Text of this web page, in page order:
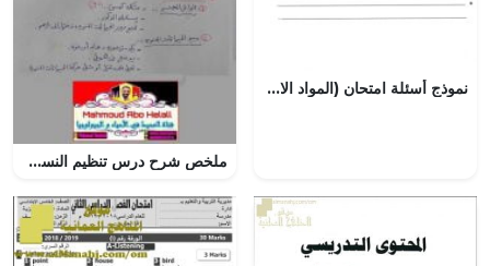
نموذج أسئلة امتحان (المواد الاجتماعية) الرابع
ملخص شرح درس تنظيم النسل (علوم وبيئة) الثاني عشر